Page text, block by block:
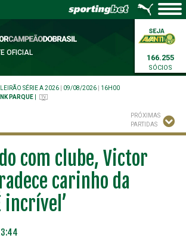
OFICIAL
166.255
SÓCIOS
SÉRIE A 2026 09/08/2026
16H00
PARQUE
PRÓXIMAS
PARTIDAS
com clube, Victor
carinho da
incrível’